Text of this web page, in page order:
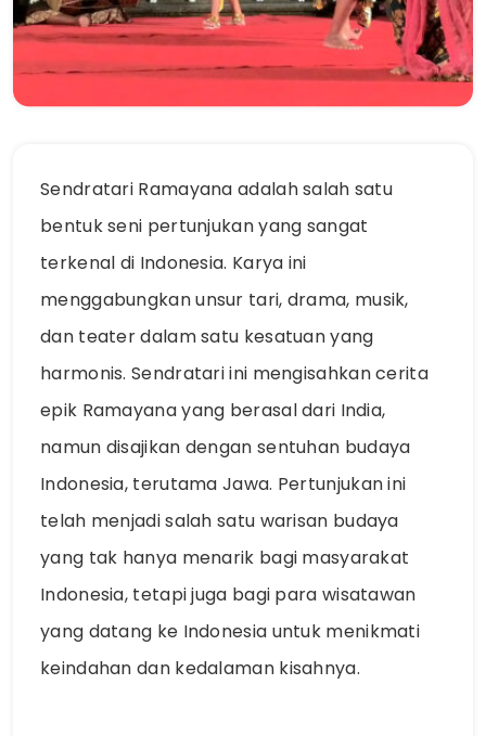
Sendratari Ramayana adalah salah satu
bentuk seni pertunjukan yang sangat
terkenal di Indonesia. Karya ini
menggabungkan unsur tari, drama, musik,
dan teater dalam satu kesatuan yang
harmonis. Sendratari ini mengisahkan cerita
epik Ramayana yang berasal dari India,
namun disajikan dengan sentuhan budaya
Indonesia, terutama Jawa. Pertunjukan ini
telah menjadi salah satu warisan budaya
yang tak hanya menarik bagi masyarakat
Indonesia, tetapi juga bagi para wisatawan
yang datang ke Indonesia untuk menikmati
keindahan dan kedalaman kisahnya.